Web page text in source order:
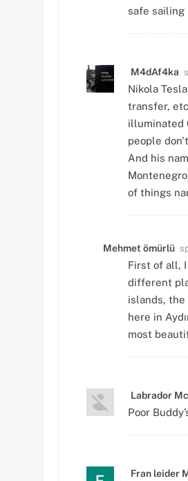
safe sailing
M4dAf4ka
Nikola
transfer,
illuminated
people
And his
of things
Mehmet ömürlü
First of all,
different
islands, the
here in
most
Labrador
Poor
Fran leider